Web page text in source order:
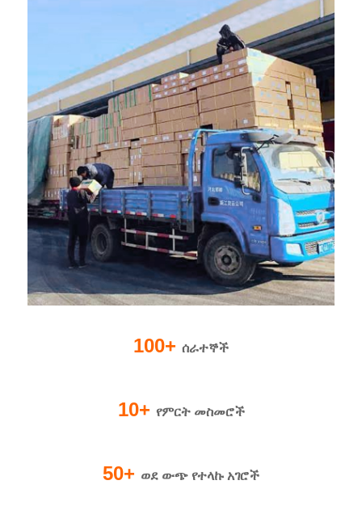
100+ ሰራተኞች
10+ የምርት መስመሮች
50+ ወደ ውጭ የተላኩ አገሮች